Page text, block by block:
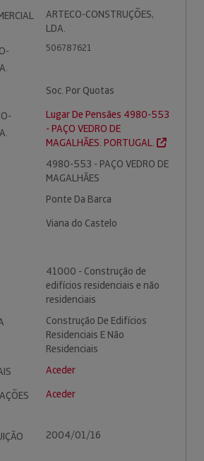
ARTECO-CONSTRUÇÕES,
LDA.
506787621
Soc. Por Quotas
Lugar De Pensães 4980-553
- PAÇO VEDRO DE
MAGALHÃES. PORTUGAL.
4980-553 - PAÇO VEDRO DE
MAGALHÃES
Ponte Da Barca
Viana do Castelo
41000 - Construção de
edifícios residenciais e não
residenciais
Construção De Edifícios
Residenciais E Não
Residenciais
Aceder
Aceder
2004/01/16